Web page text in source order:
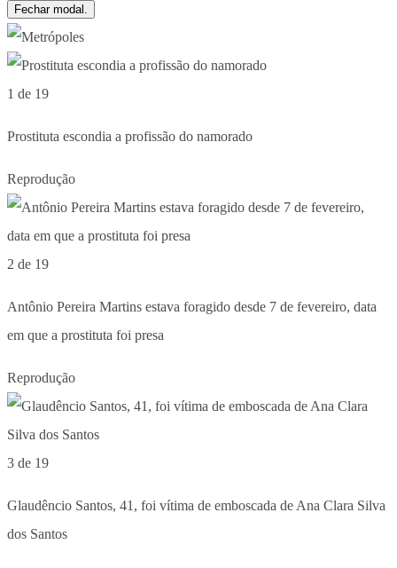
Fechar modal.
1 de 19
Prostituta escondia a profissão do namorado
Reprodução
2 de 19
Antônio Pereira Martins estava foragido desde 7 de fevereiro, data
em que a prostituta foi presa
Reprodução
3 de 19
Glaudêncio Santos, 41, foi vítima de emboscada de Ana Clara Silva
dos Santos